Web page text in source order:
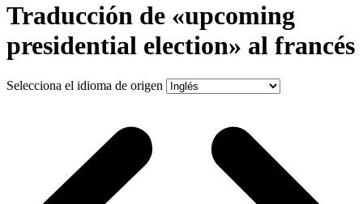
Traducción de «upcoming
presidential election» al francés
Selecciona el idioma de origen